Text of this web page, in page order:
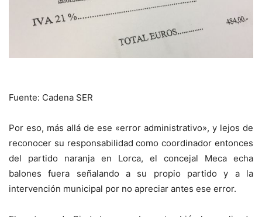
Fuente: Cadena SER
Por eso, más allá de ese «error administrativo», y lejos de
reconocer su responsabilidad como coordinador entonces
del partido naranja en Lorca, el concejal Meca echa
balones fuera señalando a su propio partido y a la
intervención municipal por no apreciar antes ese error.